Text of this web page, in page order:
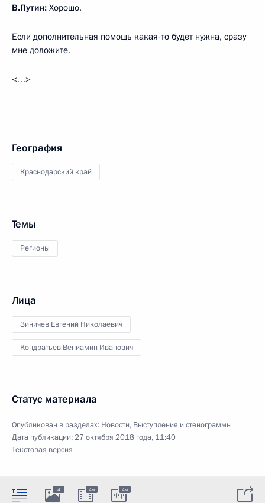
В.Путин: Хорошо.
Если дополнительная помощь какая‑то будет нужна, сразу
мне доложите.
<…>
География
Краснодарский край
Темы
Регионы
Лица
Зиничев Евгений Николаевич
Кондратьев Вениамин Иванович
Статус материала
Опубликован в разделах: Новости, Выступления и стенограммы
Дата публикации:27 октября 2018 года, 11:40
Текстовая версия
4 4м 4м